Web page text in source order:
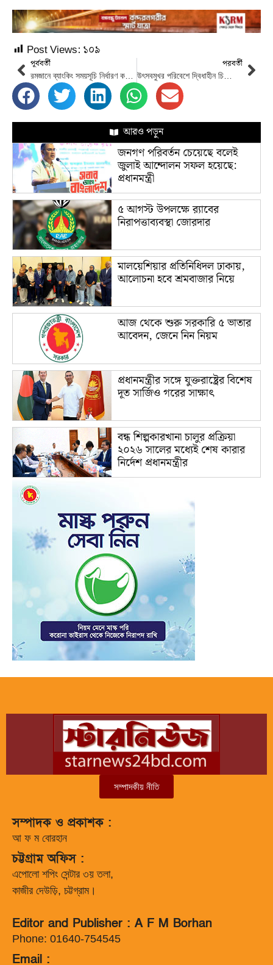
Post Views: ১০৯
পূর্ববর্তী পরবর্তী
উৎসবমুখর পরিবেশে দ্বিধাহীন চিত্তে ভোট দিন : দেশবাসীর প্রতি প্রধান উপদেষ্টার আহ্বান
আরও পড়ুন
জনগণ পরিবর্তন চেয়েছে বলেই
জুলাই আন্দোলন সফল হয়েছে:
প্রধানমন্ত্রী
৫ আগস্ট উপলক্ষে র‌্যাবের
নিরাপত্তাব্যবস্থা জোরদার
মালয়েশিয়ার প্রতিনিধিদল ঢাকায়,
আলোচনা হবে শ্রমবাজার নিয়ে
আজ থেকে শুরু সরকারি ৫ ভাতার
আবেদন, জেনে নিন নিয়ম
প্রধানমন্ত্রীর সঙ্গে যুক্তরাষ্ট্রের বিশেষ
দূত সার্জিও গরের সাক্ষাৎ
বন্ধ শিল্পকারখানা চালুর প্রক্রিয়া
২০২৬ সালের মধ্যেই শেষ কারার
নির্দেশ প্রধানমন্ত্রীর
সম্পাদকীয় নীতি
সম্পাদক ও প্রকাশক :
আ ফ ম বোরহান
চট্টগ্রাম অফিস :
এপোলো শপিং সেন্টার ৩য় তলা,
কাজীর দেউড়ি, চট্টগ্রাম।
Editor and Publisher : A F M Borhan
Phone: 01640-754545
Email :